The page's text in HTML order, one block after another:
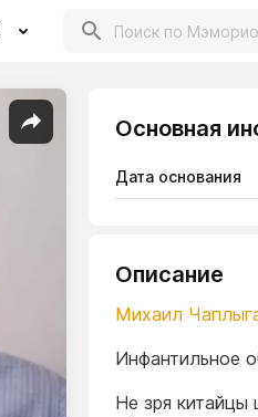
Основная
Дата основания
Описание
Михаил
Инфантильное
Не зря китайцы